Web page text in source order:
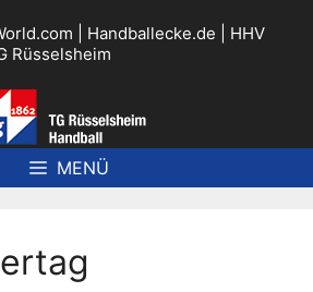
Handballecke.de
HHV
Rüsselsheim
MENÜ